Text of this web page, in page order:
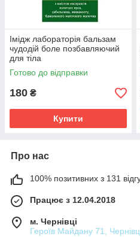
Імідж лабораторія бальзам
чудодій боле позбавляючий
для тіла
Готово до відправки
180 ₴
Купити
Про нас
100% позитивних з 131
Працює з 12.04.2018
м. Чернівці
Героїв Майдану 71,